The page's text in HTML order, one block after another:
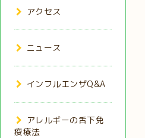
アクセス
ニュース
インフルエンザQ&A
アレルギーの舌下免
疫療法